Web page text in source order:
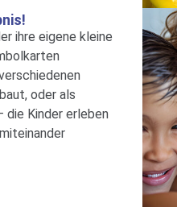
ihre eigene kleine
oder als
die Kinder erleben